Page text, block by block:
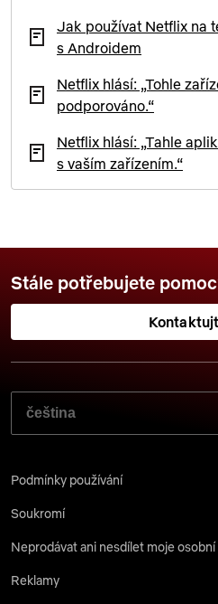
Jak používat Netflix na
s Androidem
Netflix hlásí: „Tohle
podporováno.“
Netflix hlásí: „Tahle
s vaším zařízením.“
Stále potřebujete
ZVOLTE JAZYK, KTERÝ SI
Podmínky používání
Soukromí
Neprodávat ani nesdílet moje osobní
Reklamy